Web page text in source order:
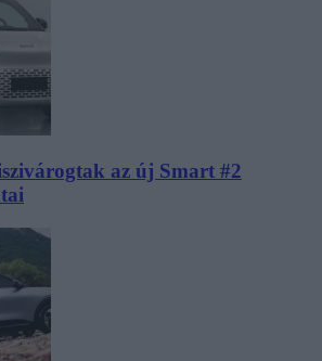
az új Smart #2